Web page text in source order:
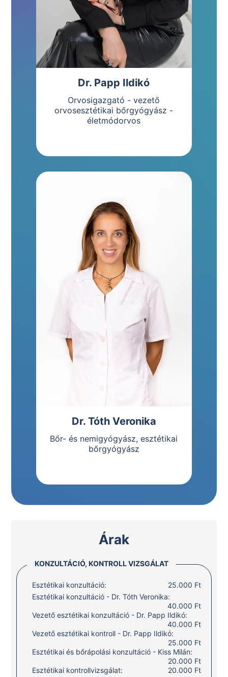
Dr. Papp Ildikó
Orvosigazgató - vezető
orvosesztétikai bőrgyógyász -
életmódorvos
Dr. Tóth Veronika
Bőr- és nemigyógyász, esztétikai
bőrgyógyász
Árak
KONZULTÁCIÓ, KONTROLL VIZSGÁLAT
Esztétikai konzultáció:
25.000 Ft
Esztétikai konzultáció - Dr. Tóth Veronika:
40.000 Ft
Vezető esztétikai konzultáció - Dr. Papp Ildikó:
40.000 Ft
Vezető esztétikai kontroll - Dr. Papp Ildikó:
25.000 Ft
Esztétikai és bőrápolási konzultáció - Kiss Milán:
20.000 Ft
Esztétikai kontrollvizsgálat:
20.000 Ft